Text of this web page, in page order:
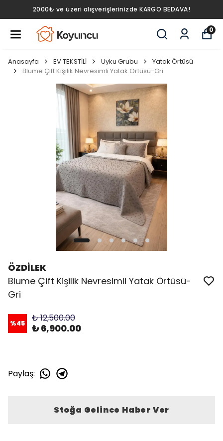
2000₺ ve üzeri alışverişlerinizde KARGO BEDAVA!
0
Anasayfa EV TEKSTİLİ Uyku Grubu
Yatak Örtüsü
Blume Çift Kişilik Nevresimli Yatak Örtüsü-Gri
ÖZDİLEK
Blume Çift Kişilik Nevresimli Yatak Örtüsü-
Gri
%45 ₺ 12,500.00
₺ 6,900.00
Paylaş:
Stoğa Gelince Haber Ver